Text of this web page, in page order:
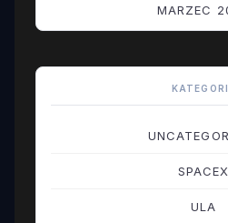
MARZEC
SPACEX
ULA